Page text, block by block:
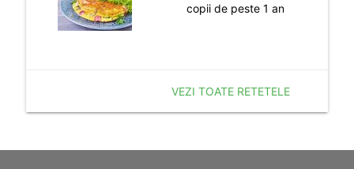
copii de peste 1 an
VEZI TOATE RETETELE